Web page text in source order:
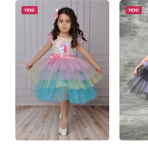
YENİ YENİ